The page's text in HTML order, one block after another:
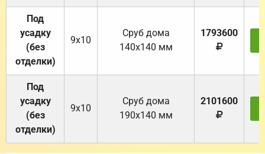
Под
усадку
(без
отделки)
9х10
Cруб дома
140х140 мм
1793600
Под
усадку
(без
отделки)
9х10
Cруб дома
190х140 мм
2101600